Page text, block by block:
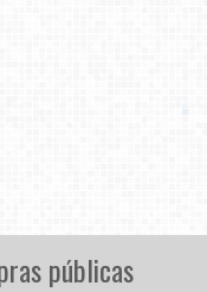
públicas